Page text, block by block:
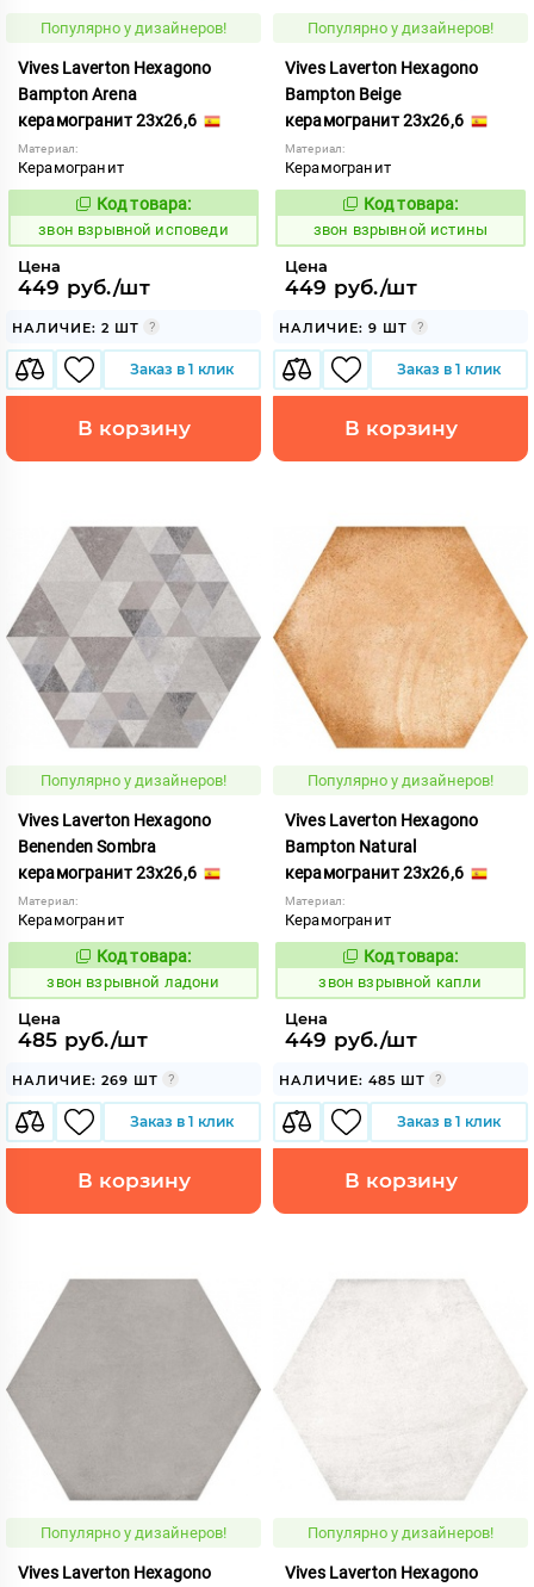
Популярно у дизайнеров!
Vives Laverton Hexagono
Bampton Arena
керамогранит 23x26,6
Материал:
Керамогранит
454910
Код товара:
звон взрывной исповеди
Цена
449 руб./шт
НАЛИЧИЕ: 2 ШТ
Заказ в 1 клик
В корзину
Популярно у дизайнеров!
Vives Laverton Hexagono
Bampton Beige
керамогранит 23x26,6
Материал:
Керамогранит
454911
Код товара:
звон взрывной истины
Цена
449 руб./шт
НАЛИЧИЕ: 9 ШТ
Заказ в 1 клик
В корзину
Популярно у дизайнеров!
Vives Laverton Hexagono
Benenden Sombra
керамогранит 23x26,6
Материал:
Керамогранит
454917
Код товара:
звон взрывной ладони
Цена
485 руб./шт
НАЛИЧИЕ: 269 ШТ
Заказ в 1 клик
В корзину
Популярно у дизайнеров!
Vives Laverton Hexagono
Bampton Natural
керамогранит 23x26,6
Материал:
Керамогранит
454912
Код товара:
звон взрывной капли
Цена
449 руб./шт
НАЛИЧИЕ: 485 ШТ
Заказ в 1 клик
В корзину
Популярно у дизайнеров!
Vives Laverton Hexagono
Популярно у дизайнеров!
Vives Laverton Hexagono